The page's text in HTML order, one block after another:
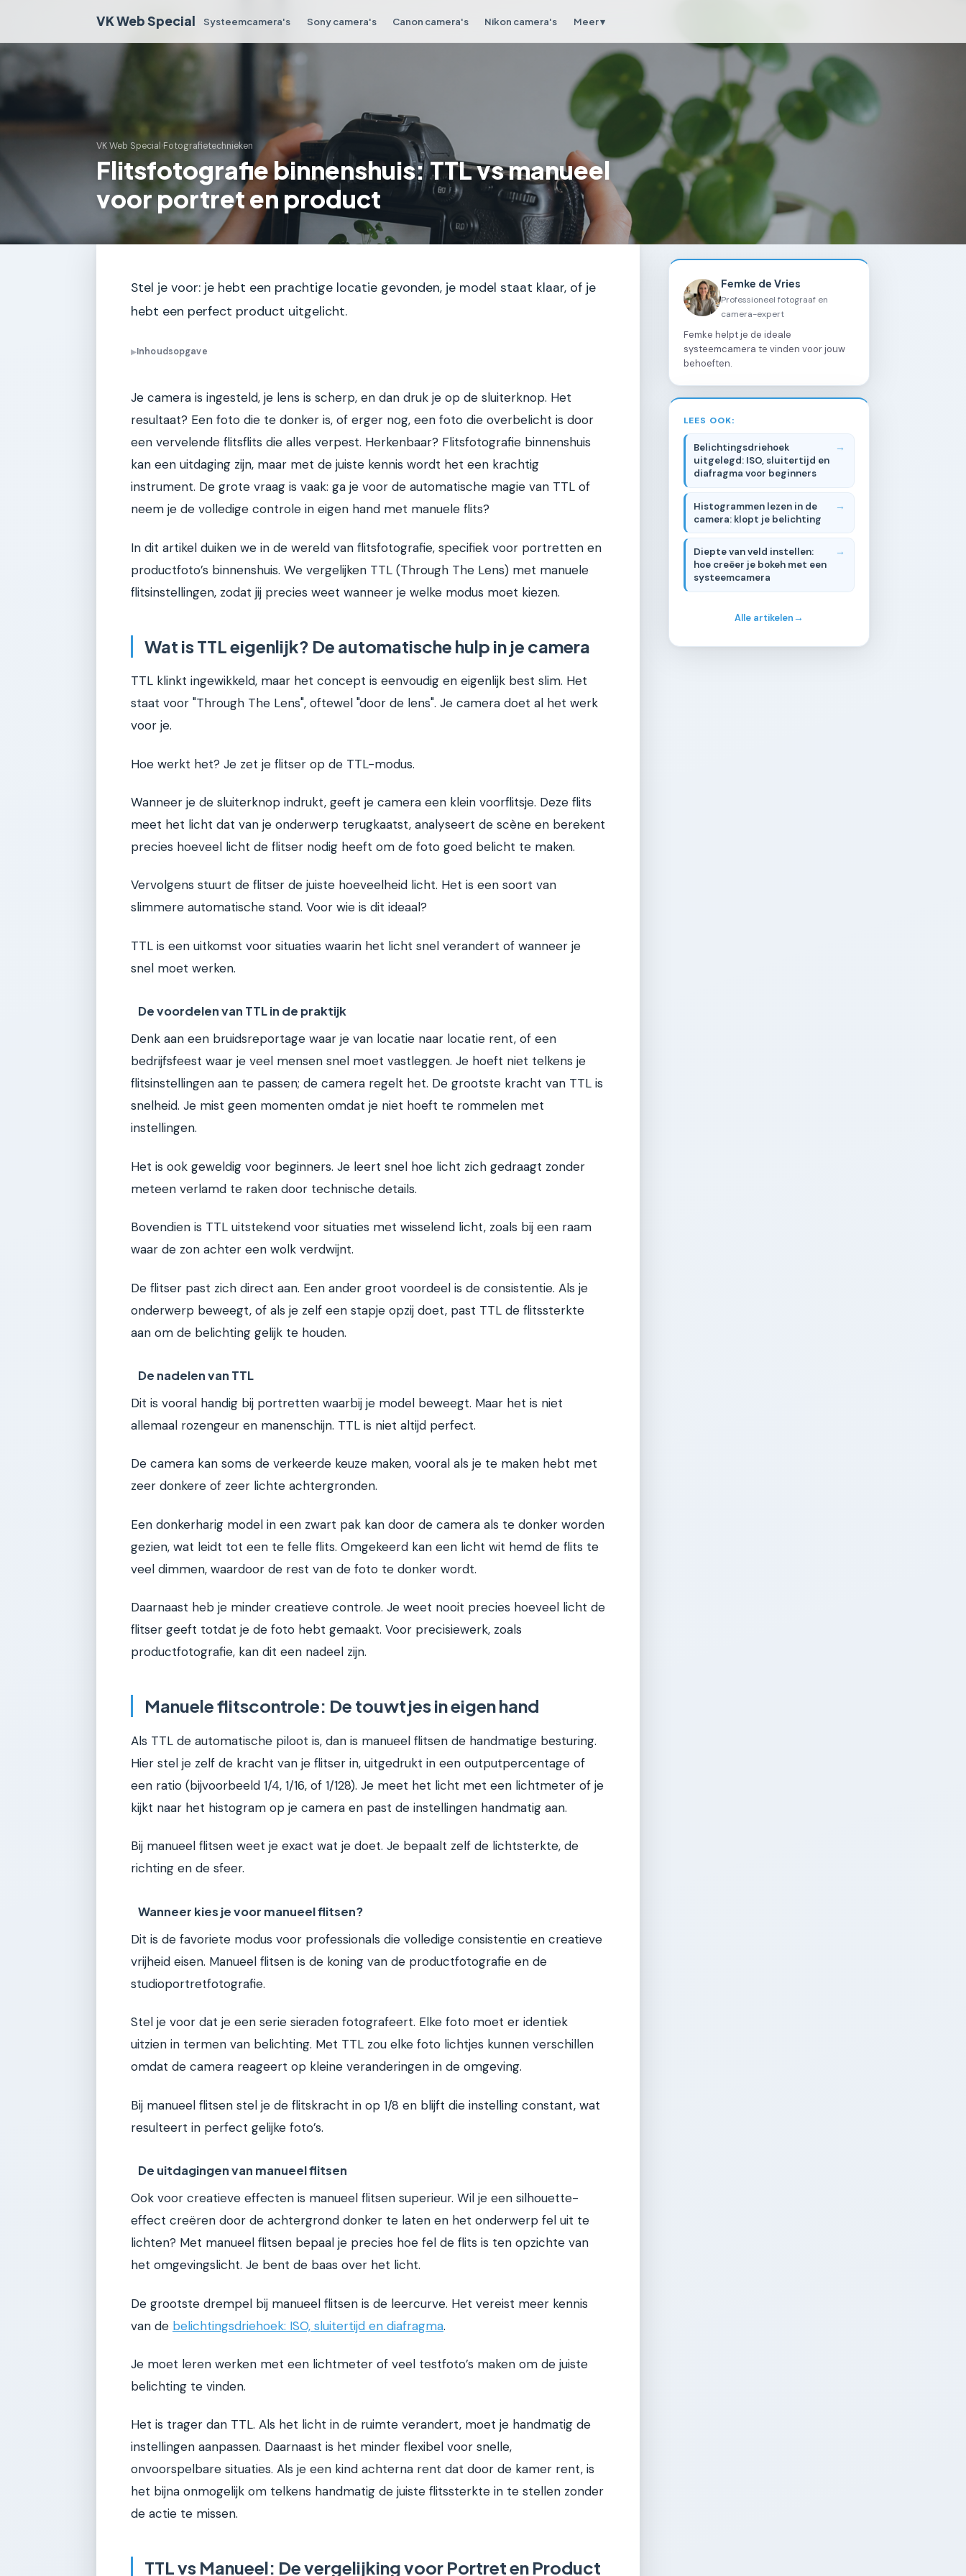
VK Web Special Systeemcamera's Sony camera's Canon camera's Nikon camera's Meer ▾
VK Web Special›Fotografietechnieken
Flitsfotografie binnenshuis: TTL vs manueel
voor portret en product
Stel je voor: je hebt een prachtige locatie gevonden, je model staat klaar, of je
hebt een perfect product uitgelicht.
▶Inhoudsopgave
Je camera is ingesteld, je lens is scherp, en dan druk je op de sluiterknop. Het
resultaat? Een foto die te donker is, of erger nog, een foto die overbelicht is door
een vervelende flitsflits die alles verpest. Herkenbaar? Flitsfotografie binnenshuis
kan een uitdaging zijn, maar met de juiste kennis wordt het een krachtig
instrument. De grote vraag is vaak: ga je voor de automatische magie van TTL of
neem je de volledige controle in eigen hand met manuele flits?
In dit artikel duiken we in de wereld van flitsfotografie, specifiek voor portretten en
productfoto’s binnenshuis. We vergelijken TTL (Through The Lens) met manuele
flitsinstellingen, zodat jij precies weet wanneer je welke modus moet kiezen.
Wat is TTL eigenlijk? De automatische hulp in je camera
TTL klinkt ingewikkeld, maar het concept is eenvoudig en eigenlijk best slim. Het
staat voor "Through The Lens", oftewel "door de lens". Je camera doet al het werk
voor je.
Hoe werkt het? Je zet je flitser op de TTL-modus.
Wanneer je de sluiterknop indrukt, geeft je camera een klein voorflitsje. Deze flits
meet het licht dat van je onderwerp terugkaatst, analyseert de scène en berekent
precies hoeveel licht de flitser nodig heeft om de foto goed belicht te maken.
Vervolgens stuurt de flitser de juiste hoeveelheid licht. Het is een soort van
slimmere automatische stand. Voor wie is dit ideaal?
TTL is een uitkomst voor situaties waarin het licht snel verandert of wanneer je
snel moet werken.
De voordelen van TTL in de praktijk
Denk aan een bruidsreportage waar je van locatie naar locatie rent, of een
bedrijfsfeest waar je veel mensen snel moet vastleggen. Je hoeft niet telkens je
flitsinstellingen aan te passen; de camera regelt het. De grootste kracht van TTL is
snelheid. Je mist geen momenten omdat je niet hoeft te rommelen met
instellingen.
Het is ook geweldig voor beginners. Je leert snel hoe licht zich gedraagt zonder
meteen verlamd te raken door technische details.
Bovendien is TTL uitstekend voor situaties met wisselend licht, zoals bij een raam
waar de zon achter een wolk verdwijnt.
De flitser past zich direct aan. Een ander groot voordeel is de consistentie. Als je
onderwerp beweegt, of als je zelf een stapje opzij doet, past TTL de flitssterkte
aan om de belichting gelijk te houden.
De nadelen van TTL
Dit is vooral handig bij portretten waarbij je model beweegt. Maar het is niet
allemaal rozengeur en manenschijn. TTL is niet altijd perfect.
De camera kan soms de verkeerde keuze maken, vooral als je te maken hebt met
zeer donkere of zeer lichte achtergronden.
Een donkerharig model in een zwart pak kan door de camera als te donker worden
gezien, wat leidt tot een te felle flits. Omgekeerd kan een licht wit hemd de flits te
veel dimmen, waardoor de rest van de foto te donker wordt.
Daarnaast heb je minder creatieve controle. Je weet nooit precies hoeveel licht de
flitser geeft totdat je de foto hebt gemaakt. Voor precisiewerk, zoals
productfotografie, kan dit een nadeel zijn.
Manuele flitscontrole: De touwtjes in eigen hand
Als TTL de automatische piloot is, dan is manueel flitsen de handmatige besturing.
Hier stel je zelf de kracht van je flitser in, uitgedrukt in een outputpercentage of
een ratio (bijvoorbeeld 1/4, 1/16, of 1/128). Je meet het licht met een lichtmeter of je
kijkt naar het histogram op je camera en past de instellingen handmatig aan.
Bij manueel flitsen weet je exact wat je doet. Je bepaalt zelf de lichtsterkte, de
richting en de sfeer.
Wanneer kies je voor manueel flitsen?
Dit is de favoriete modus voor professionals die volledige consistentie en creatieve
vrijheid eisen. Manueel flitsen is de koning van de productfotografie en de
studioportretfotografie.
Stel je voor dat je een serie sieraden fotografeert. Elke foto moet er identiek
uitzien in termen van belichting. Met TTL zou elke foto lichtjes kunnen verschillen
omdat de camera reageert op kleine veranderingen in de omgeving.
Bij manueel flitsen stel je de flitskracht in op 1/8 en blijft die instelling constant, wat
resulteert in perfect gelijke foto’s.
De uitdagingen van manueel flitsen
Ook voor creatieve effecten is manueel flitsen superieur. Wil je een silhouette-
effect creëren door de achtergrond donker te laten en het onderwerp fel uit te
lichten? Met manueel flitsen bepaal je precies hoe fel de flits is ten opzichte van
het omgevingslicht. Je bent de baas over het licht.
De grootste drempel bij manueel flitsen is de leercurve. Het vereist meer kennis
van de belichtingsdriehoek: ISO, sluitertijd en diafragma.
Je moet leren werken met een lichtmeter of veel testfoto’s maken om de juiste
belichting te vinden.
Het is trager dan TTL. Als het licht in de ruimte verandert, moet je handmatig de
instellingen aanpassen. Daarnaast is het minder flexibel voor snelle,
onvoorspelbare situaties. Als je een kind achterna rent dat door de kamer rent, is
het bijna onmogelijk om telkens handmatig de juiste flitssterkte in te stellen zonder
de actie te missen.
TTL vs Manueel: De vergelijking voor Portret en Product
Femke de Vries
Professioneel fotograaf en
camera-expert
Femke helpt je de ideale
systeemcamera te vinden voor jouw
behoeften.
LEES OOK:
Belichtingsdriehoek
uitgelegd: ISO, sluitertijd en
diafragma voor beginners
Histogrammen lezen in de
camera: klopt je belichting
Diepte van veld instellen:
hoe creëer je bokeh met een
systeemcamera
Alle artikelen